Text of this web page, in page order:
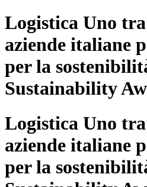
Logistica Uno tra
aziende italiane
per la
Sustainability
Logistica Uno tra
aziende italiane
per la